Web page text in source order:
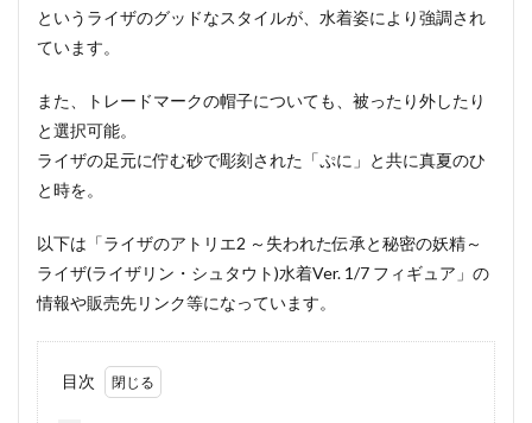
というライザのグッドなスタイルが、水着姿により強調され
ています。
また、トレードマークの帽子についても、被ったり外したり
と選択可能。
ライザの足元に佇む砂で彫刻された「ぷに」と共に真夏のひ
と時を。
以下は「ライザのアトリエ2 ～失われた伝承と秘密の妖精～
ライザ(ライザリン・シュタウト)水着Ver. 1/7 フィギュア」の
情報や販売先リンク等になっています。
目次